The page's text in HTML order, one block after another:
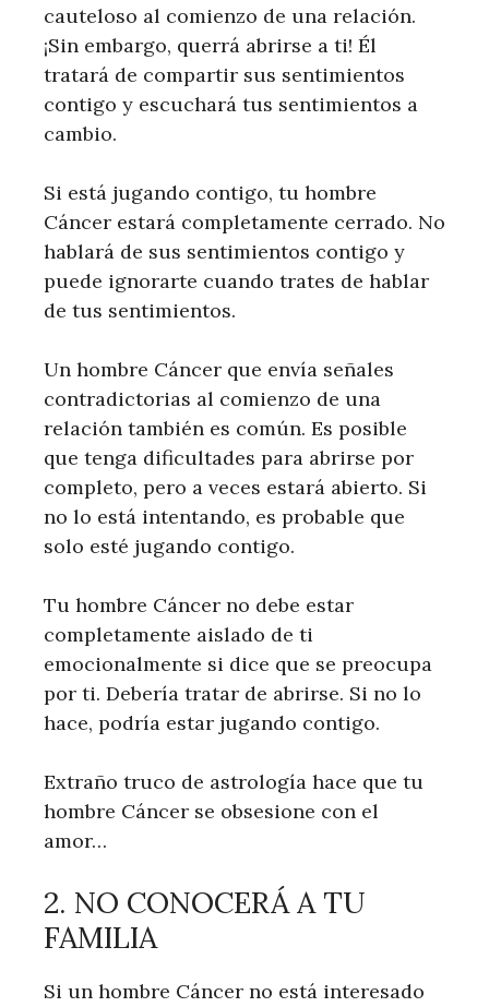
cauteloso al comienzo de una relación.
¡Sin embargo, querrá abrirse a ti! Él
tratará de compartir sus sentimientos
contigo y escuchará tus sentimientos a
cambio.
Si está jugando contigo, tu hombre
Cáncer estará completamente cerrado. No
hablará de sus sentimientos contigo y
puede ignorarte cuando trates de hablar
de tus sentimientos.
Un hombre Cáncer que envía señales
contradictorias al comienzo de una
relación también es común. Es posible
que tenga dificultades para abrirse por
completo, pero a veces estará abierto. Si
no lo está intentando, es probable que
solo esté jugando contigo.
Tu hombre Cáncer no debe estar
completamente aislado de ti
emocionalmente si dice que se preocupa
por ti. Debería tratar de abrirse. Si no lo
hace, podría estar jugando contigo.
Extraño truco de astrología hace que tu
hombre Cáncer se obsesione con el
amor…
2. NO CONOCERÁ A TU
FAMILIA
Si un hombre Cáncer no está interesado